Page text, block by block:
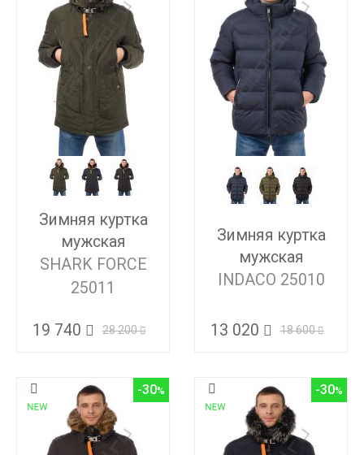
Зимняя куртка
мужская
SHARK FORCE
25011
19 740 28 200
Зимняя куртка
мужская
INDACO 25010
13 020 18 600
-30 -30